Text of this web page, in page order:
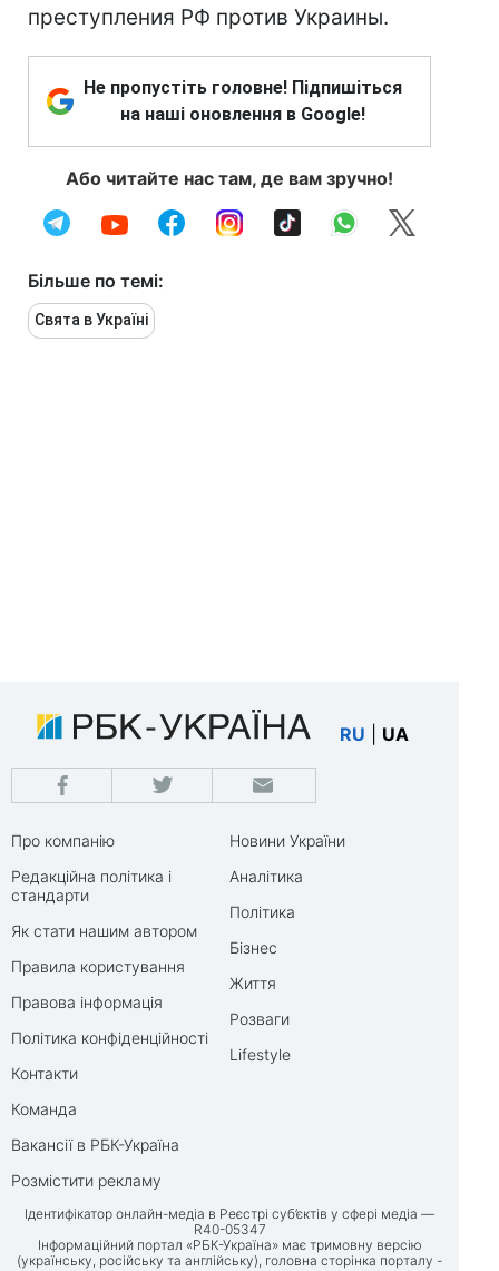
преступления РФ против Украины.
Не пропустіть головне! Підпишіться
на наші оновлення в Google!
Або читайте нас там, де вам зручно!
Більше по темі:
Свята в Україні
RU UA
Про компанію
Редакційна політика і
стандарти
Як стати нашим автором
Правила користування
Правова інформація
Політика конфіденційності
Контакти
Команда
Вакансії в РБК-Україна
Розмістити рекламу
Новини України
Аналітика
Політика
Бізнес
Життя
Розваги
Lifestyle
Ідентифікатор онлайн-медіа в Реєстрі суб’єктів у сфері медіа —
R40-05347
Інформаційний портал «РБК-Україна» має тримовну версію
(українську, російську та англійську), головна сторінка порталу -